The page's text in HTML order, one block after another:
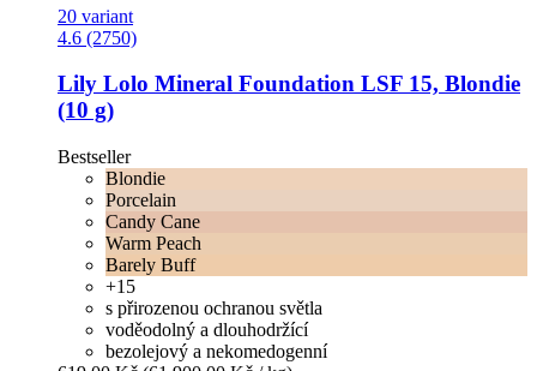
20 variant
4.6 (2750)
Lily Lolo Mineral Foundation LSF 15, Blondie
(10 g)
Bestseller
Blondie
Porcelain
Candy Cane
Warm Peach
Barely Buff
+15
s přirozenou ochranou světla
voděodolný a dlouhodržící
bezolejový a nekomedogenní